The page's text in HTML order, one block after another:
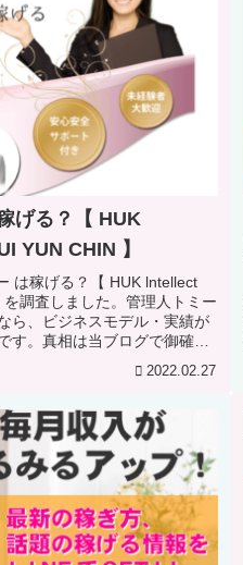
げる？【 HUK
CHIN 】
は稼げる？【 HUK lntellect
調査しました。管理人トミー
ら、ビジネスモデル・実績が
す。真相は当ブログで御確認
2022.02.27